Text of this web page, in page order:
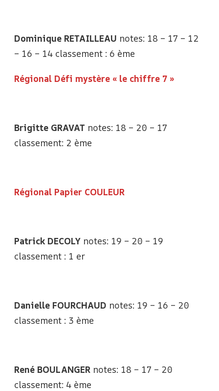
Dominique RETAILLEAU notes: 18 – 17 – 12
– 16 – 14 classement : 6 ème
Régional Défi mystère « le chiffre 7 »
Brigitte GRAVAT notes: 18 – 20 – 17
classement: 2 ème
Régional Papier COULEUR
Patrick DECOLY notes: 19 – 20 – 19
classement : 1 er
Danielle FOURCHAUD notes: 19 – 16 – 20
classement : 3 ème
René BOULANGER notes: 18 – 17 – 20
classement: 4 ème